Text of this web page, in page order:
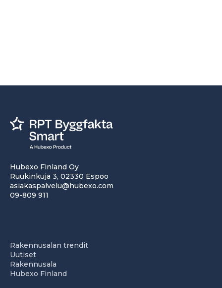
Hubexo Finland Oy
Ruukinkuja 3, 02330 Espoo
asiakaspalvelu@hubexo.com
09-809 911
Rakennusalan trendit
Uutiset
Rakennusala
Hubexo Finland